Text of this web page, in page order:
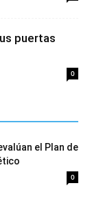
puertas
0
el Plan de
0